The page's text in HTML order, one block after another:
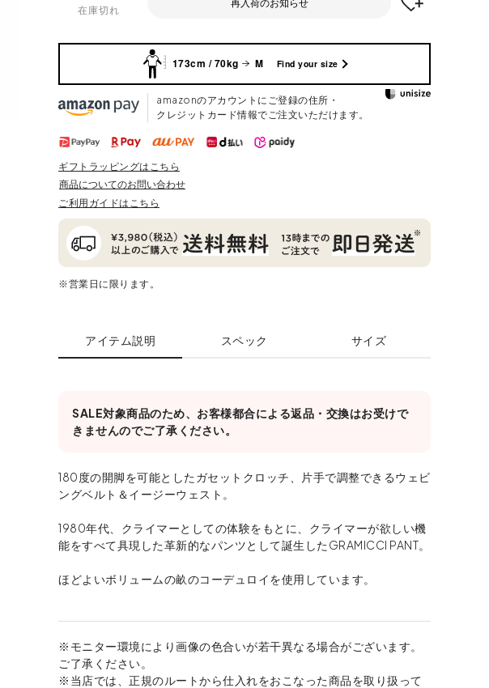
在庫切れ
再入荷のお知らせ
173cm / 70kg M Find your size
amazonのアカウントにご登録の住所・
クレジットカード情報でご注文いただけます。
ギフトラッピングはこちら
商品についてのお問い合わせ
ご利用ガイドはこちら
※営業日に限ります。
アイテム説明 スペック サイズ
SALE対象商品のため、お客様都合による返品・交換はお受けで
きませんのでご了承ください。
180度の開脚を可能としたガセットクロッチ、片手で調整できるウェビ
ングベルト＆イージーウェスト。
1980年代、クライマーとしての体験をもとに、クライマーが欲しい機
能をすべて具現した革新的なパンツとして誕生したGRAMICCI PANT。
ほどよいボリュームの畝のコーデュロイを使用しています。
※モニター環境により画像の色合いが若干異なる場合がございます。
ご了承ください。
※当店では、正規のルートから仕入れをおこなった商品を取り扱って